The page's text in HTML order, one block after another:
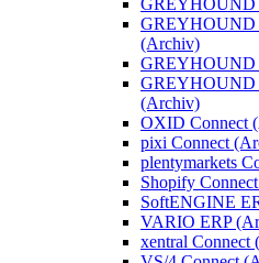
GREYHOUND
GREYHOUND
(Archiv)
GREYHOUND
GREYHOUND
(Archiv)
OXID Connect
pixi Connect
plentymarkets
Shopify
SoftENGINE
VARIO ERP
xentral Connect